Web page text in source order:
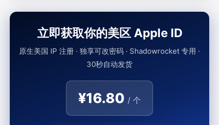
立即获取你的美区 Apple ID
原生美国 IP 注册 · 独享可改密码 · Shadowrocket 专用 ·
30秒自动发货
¥16.80 / 个